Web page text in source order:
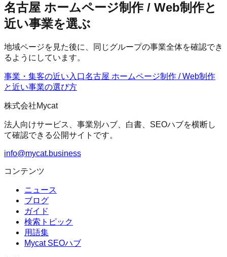
名古屋 ホームページ制作 / Web制作と
近い事業を選ぶ
地域ページを見た後に、同じグループの事業全体を確認でき
るようにしています。
事業・集客の近い入口名古屋 ホームページ制作 / Web制作
と近い事業の選び方
株式会社Mycat
法人向けサービス、事業別ハブ、白書、SEOハブを横断し
て確認できる公開サイトです。
info@mycat.business
コンテンツ
ニュース
ブログ
ガイド
検索トピック
用語集
Mycat SEOハブ